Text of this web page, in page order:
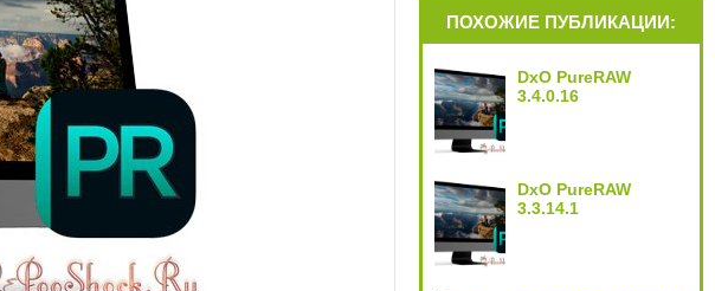
ПОХОЖИЕ ПУБЛИКАЦИИ:
DxO PureRAW
3.4.0.16
DxO PureRAW
3.3.14.1